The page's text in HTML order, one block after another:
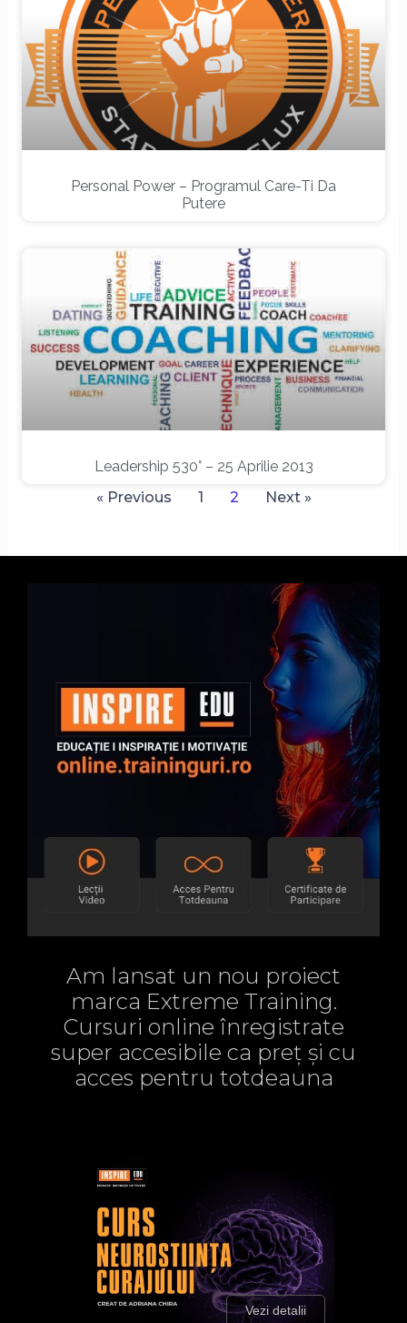
Personal Power – Programul Care-Ti Da
Putere
Leadership 530° – 25 Aprilie 2013
« Previous
1 2 Next »
Am lansat un nou proiect
marca Extreme Training.
Cursuri online înregistrate
super accesibile ca preț și cu
acces pentru totdeauna
Vezi detalii